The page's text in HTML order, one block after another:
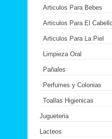
Articulos Para Bebes
Articulos Para El
Articulos Para La Piel
Limpieza Oral
Pañales
Perfumes y Colonias
Toallas Higienicas
Jugueteria
Lacteos